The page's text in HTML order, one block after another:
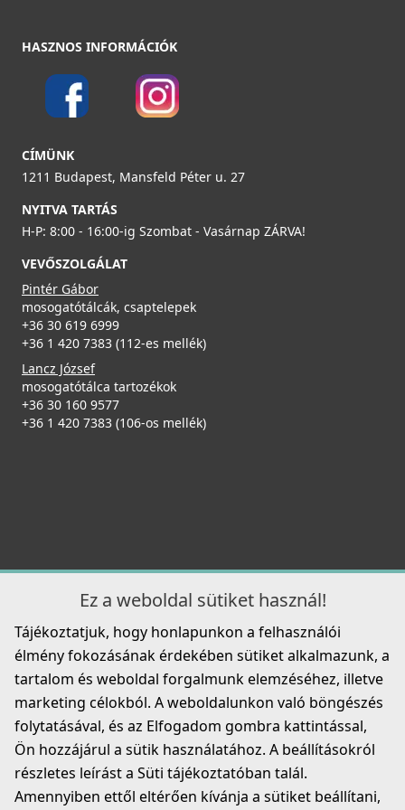
ELLECI - Csaptelep Trail matt fekete
MOKTRABK
89 990 Ft
ELLECI - Csaptelep Club matt fekete - Kifutó termék!
MOKCLUBK
99 890 Ft
MKKTRA99
89 990 Ft
Részletek
ELLECI - Csaptelep Cloud K99 Betonszürke
mosogatókhoz - fekete
Elleci ATH043WD Vágódeszka HPL - Barna
ATH043WD
ELLECI - Tárolóedény Mixology mosogatókhoz - Fekete
APS250BK
23 990 Ft
Részletek
HASZNOS INFORMÁCIÓK
CÍMÜNK
1211 Budapest, Mansfeld Péter u. 27
NYITVA TARTÁS
H-P: 8:00 - 16:00-ig Szombat - Vasárnap ZÁRVA!
VEVŐSZOLGÁLAT
Pintér Gábor
mosogatótálcák, csaptelepek
+36 30 619 6999
+36 1 420 7383 (112-es mellék)
Lancz József
mosogatótálca tartozékok
+36 30 160 9577
+36 1 420 7383 (106-os mellék)
Ez a weboldal sütiket használ!
Tájékoztatjuk, hogy honlapunkon a felhasználói
élmény fokozásának érdekében sütiket alkalmazunk, a
tartalom és weboldal forgalmunk elemzéséhez, illetve
marketing célokból. A weboldalunkon való böngészés
folytatásával, és az Elfogadom gombra kattintással,
Ön hozzájárul a sütik használatához. A beállításokról
részletes leírást a Süti tájékoztatóban talál.
Amennyiben ettől eltérően kívánja a sütiket beállítani,